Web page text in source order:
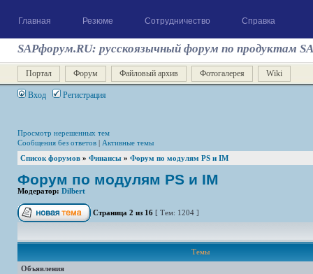
Главная Резюме Сотрудничество Справка
SAPфорум.RU: русскоязычный форум по продуктам
Портал Форум Файловый архив Фотогалерея Wiki
Вход Регистрация
Просмотр нерешенных тем
Сообщения без ответов | Активные темы
Список форумов » Финансы » Форум по модулям PS и IM
Форум по модулям PS и IM
Модератор: Dilbert
Страница 2 из 16 [ Тем: 1204 ]
Темы
Объявления